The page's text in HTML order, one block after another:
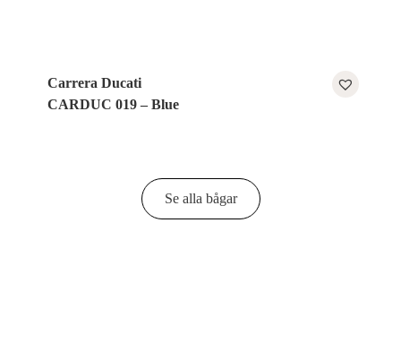
Carrera Ducati
CARDUC 019 – Blue
Se alla bågar